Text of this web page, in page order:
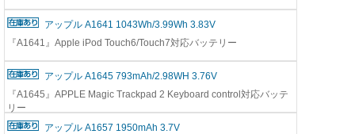
アップル A1641 1043Wh/3.99Wh 3.83V
『A1641』Apple iPod Touch6/Touch7対応バッテリー
アップル A1645 793mAh/2.98WH 3.76V
『A1645』APPLE Magic Trackpad 2 Keyboard control対応バッテ
リー
アップル A1657 1950mAh 3.7V